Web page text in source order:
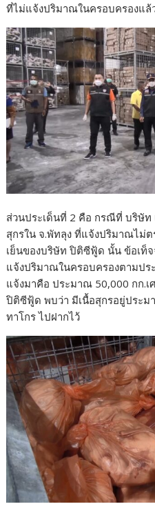
ที่ไม่แจ้งปริมาณในครอบครองแล้
ส่วนประเด็นที่ 2 คือ กรณีที่ บริษัท
สุกรใน จ.พัทลุง ที่แจ้งปริมาณไม่
เย็นของบริษัท ปิติซีฟู้ด นั้น ข้อเท็
แจ้งปริมาณในครอบครองตามป
แจ้งมาคือ ประมาณ 50,000 กก.
ปิติซีฟู้ด พบว่า มีเนื้อสุกรอยู่ประม
ทาโกร ไปฝากไว้